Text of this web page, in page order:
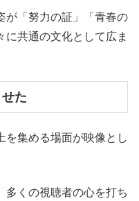
が「努力の証」「青春の
共通の文化として広ま
た
を集める場面が映像とし
多くの視聴者の心を打ち